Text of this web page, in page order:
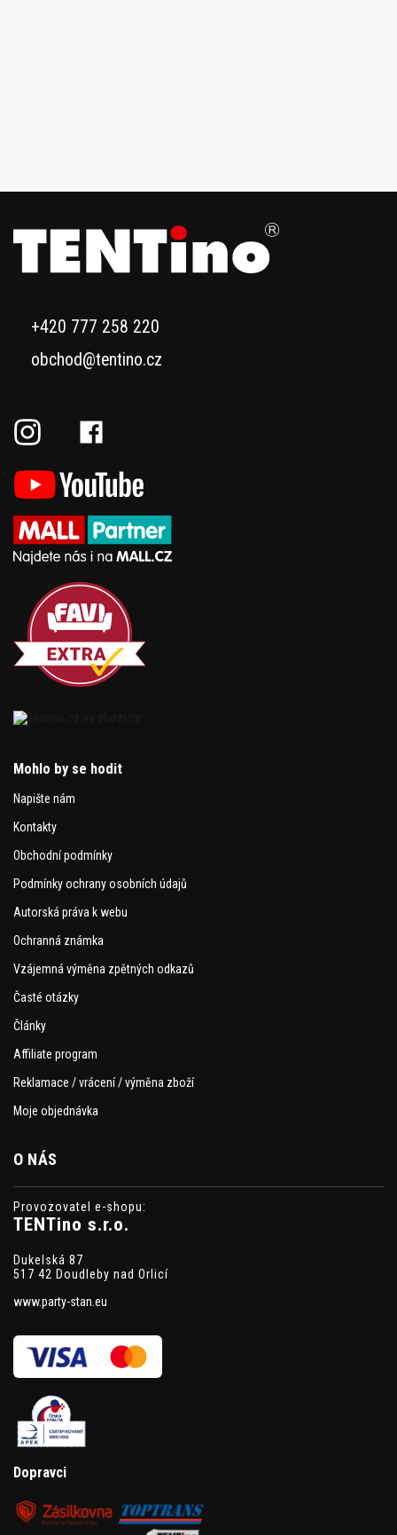
+420 777 258 220
obchod@tentino.cz
Mohlo by se hodit
Napište nám
Kontakty
Obchodní podmínky
Podmínky ochrany osobních údajů
Autorská práva k webu
Ochranná známka
Vzájemná výměna zpětných odkazů
Časté otázky
Články
Affiliate program
Reklamace / vrácení / výměna zboží
Moje objednávka
O NÁS
Provozovatel e-shopu:
TENTino s.r.o.
Dukelská 87
517 42 Doudleby nad Orlicí
www.party-stan.eu
Dopravci